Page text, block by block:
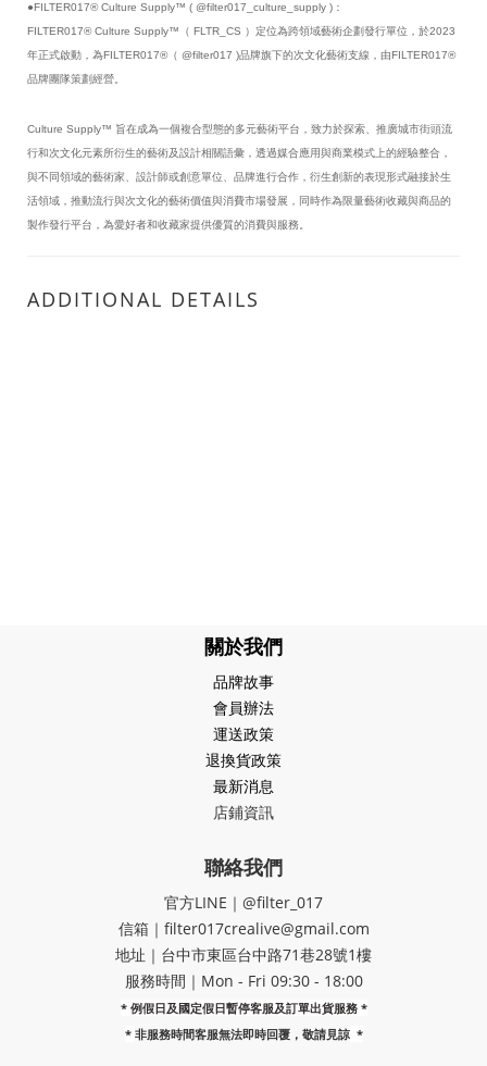
●FILTER017® Culture Supply™ ( @filter017_culture_supply )：
FILTER017® Culture Supply™（ FLTR_CS ）定位為跨領域藝術企劃發行單位，於2023
年正式啟動，為FILTER017®（ @filter017 )品牌旗下的次文化藝術支線，由FILTER017®
品牌團隊策劃經營。
Culture Supply™ 旨在成為一個複合型態的多元藝術平台，致力於探索、推廣城市街頭流
行和次文化元素所衍生的藝術及設計相關語彙，透過媒合應用與商業模式上的經驗整合，
與不同領域的藝術家、設計師或創意單位、品牌進行合作，衍生創新的表現形式融接於生
活領域，推動流行與次文化的藝術價值與消費市場發展，同時作為限量藝術收藏與商品的
製作發行平台，為愛好者和收藏家提供優質的消費與服務。
ADDITIONAL DETAILS
關於我們
品牌故事
會員辦法
運送政策
退換貨政策
最新消息
店鋪資訊
聯絡我們
官方LINE｜@filter_017
信箱｜filter017crealive@gmail.com
地址｜​台中市東區台中路71巷28號1樓
服務時間｜Mon - Fri 09:30 - 18:00
* 例假日及國定假日暫停客服及訂單出貨服務 *
* 非服務時間客服無法即時回覆，敬請見諒 *